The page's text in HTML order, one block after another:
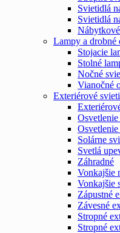
Svietidlá
Svietidlá
Lampy a drobné
Stojacie
Stolné
Nočné
Vianočné
Exteriérové
Solárne
Svetlá
Záhradné
Vonkajšie
Vonkajšie
Zápustné
Závesné
Stropné
Stropné